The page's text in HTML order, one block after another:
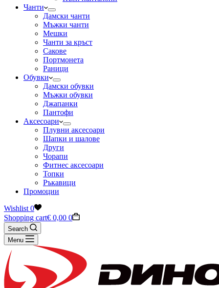
Чанти
Дамски чанти
Мъжки чанти
Мешки
Чанти за кръст
Сакове
Портмонета
Раници
Обувки
Дамски обувки
Мъжки обувки
Джапанки
Пантофи
Аксесоари
Плувни аксесоари
Шапки и шалове
Други
Чорапи
Фитнес аксесоари
Топки
Ръкавици
Промоции
Wishlist 0
Shopping cart€ 0,00 0
Search
Menu